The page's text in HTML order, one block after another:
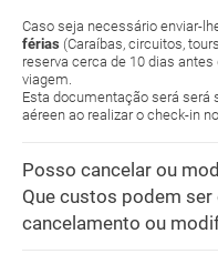
Caso seja necessário enviar-
férias (Caraíbas, circuitos,
reserva cerca de 10 dias
viagem.
Esta documentação será será
aéreen ao realizar o check-in
Posso cancelar ou
Que custos podem
cancelamento ou